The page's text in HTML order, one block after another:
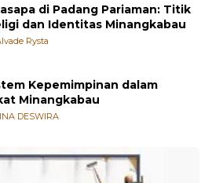
di Padang Pariaman: Titik
dan Identitas Minangkabau
Rysta
Kepemimpinan dalam
Minangkabau
DESWIRA